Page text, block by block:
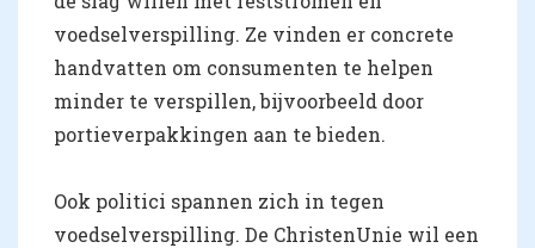
voedselverspilling. Ze vinden er concrete
handvatten om consumenten te helpen
minder te verspillen, bijvoorbeeld door
portieverpakkingen aan te bieden.
Ook politici spannen zich in tegen
voedselverspilling. De ChristenUnie wil een